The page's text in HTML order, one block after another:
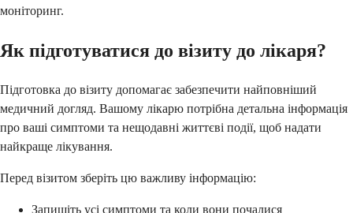
моніторинг.
Як підготуватися до візиту до лікаря?
Підготовка до візиту допомагає забезпечити найповніший
медичний догляд. Вашому лікарю потрібна детальна інформація
про ваші симптоми та нещодавні життєві події, щоб надати
найкраще лікування.
Перед візитом зберіть цю важливу інформацію:
Запишіть усі симптоми та коли вони почалися